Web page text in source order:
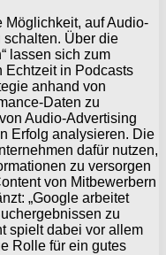
Möglichkeit, auf Audio-
schalten. Über die
lassen sich zum
Echtzeit in Podcasts
anhand von
Daten zu
Audio-Advertising
Erfolg analysieren. Die
dafür nutzen,
zu versorgen
von Mitbewerbern
„Google arbeitet
zu
spielt dabei vor allem
Rolle für ein gutes